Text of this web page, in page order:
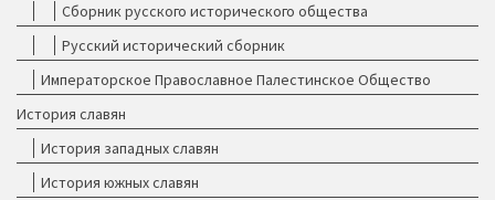
Сборник русского исторического общества
Русский исторический сборник
Императорское Православное Палестинское Общество
История славян
История западных славян
История южных славян